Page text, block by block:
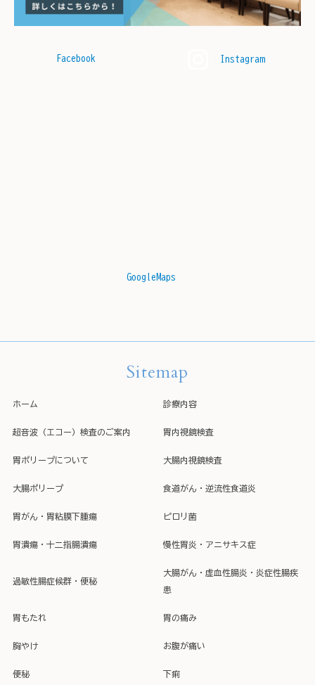
Facebook Instagram
GoogleMaps
Sitemap
ホーム 診療内容
超音波（エコー）検査のご案内 胃内視鏡検査
胃ポリープについて 大腸内視鏡検査
大腸ポリープ 食道がん・逆流性食道炎
胃がん・胃粘膜下腫瘍 ピロリ菌
胃潰瘍・十二指腸潰瘍 慢性胃炎・アニサキス症
過敏性腸症候群・便秘
大腸がん・虚血性腸炎・炎症性腸疾
患
胃もたれ 胃の痛み
胸やけ お腹が痛い
便秘 下痢